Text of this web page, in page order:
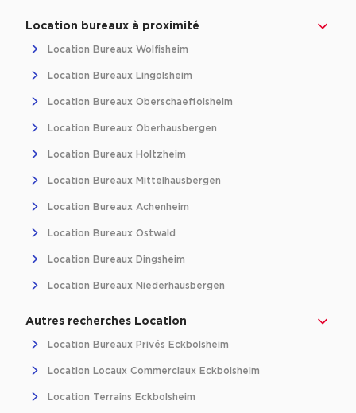
Location bureaux à proximité
Location Bureaux Wolfisheim
Location Bureaux Lingolsheim
Location Bureaux Oberschaeffolsheim
Location Bureaux Oberhausbergen
Location Bureaux Holtzheim
Location Bureaux Mittelhausbergen
Location Bureaux Achenheim
Location Bureaux Ostwald
Location Bureaux Dingsheim
Location Bureaux Niederhausbergen
Autres recherches Location
Location Bureaux Privés Eckbolsheim
Location Locaux Commerciaux Eckbolsheim
Location Terrains Eckbolsheim